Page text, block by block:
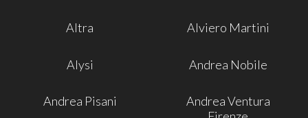
Altra Alviero Martini
Alysi Andrea Nobile
Andrea Pisani
Andrea Ventura